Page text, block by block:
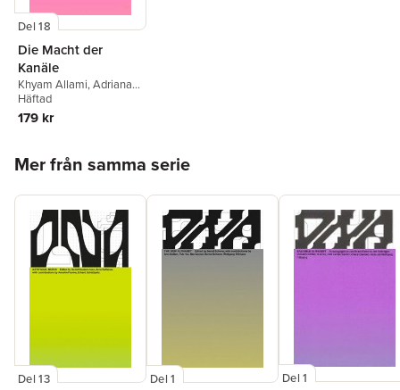
Del 18
Die Macht der
Kanäle
Khyam Allami,Adriana
Amaral
Ekomane
Gayraud
Koriat
,Cristina Plett
Reginold Royston,
Diederichsen,Arno
Raffeiner
Häftad
179 kr
Mer från samma serie
Del 13 Del 1 Del 1